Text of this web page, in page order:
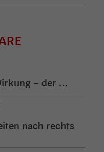
– der ...
nach rechts